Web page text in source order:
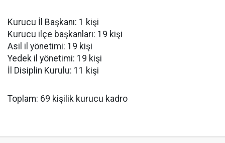
Kurucu İl Başkanı: 1 kişi
Kurucu ilçe başkanları: 19 kişi
Asil il yönetimi: 19 kişi
Yedek il yönetimi: 19 kişi
İl Disiplin Kurulu: 11 kişi
Toplam: 69 kişilik kurucu kadro